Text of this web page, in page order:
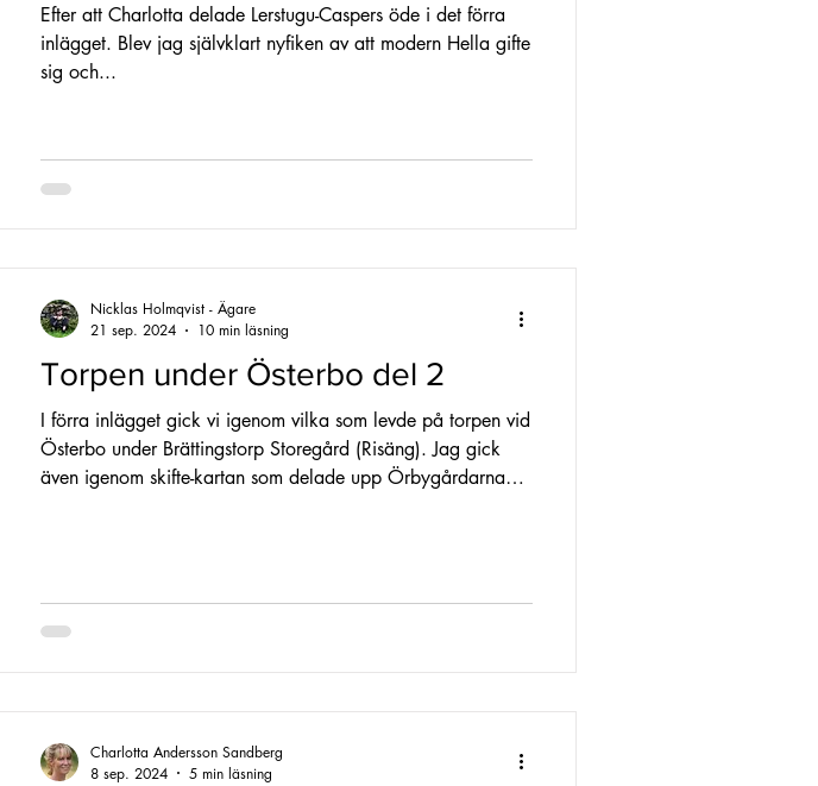
Efter att Charlotta delade Lerstugu-Caspers öde i det förra
inlägget. Blev jag självklart nyfiken av att modern Hella gifte
sig och...
Torpen under Österbo del 2
I förra inlägget gick vi igenom vilka som levde på torpen vid
Österbo under Brättingstorp Storegård (Risäng). Jag gick
även igenom skifte-kartan som delade upp Örbygårdarna
torpare som jag kommer utgå ordningen efter. Slutligen, så
Nicklas Holmqvist - Ägare
21 sep. 2024
10 min läsning
Charlotta Andersson Sandberg
8 sep. 2024
5 min läsning